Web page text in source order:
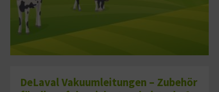
DeLaval Vakuumleitungen – Zubehör